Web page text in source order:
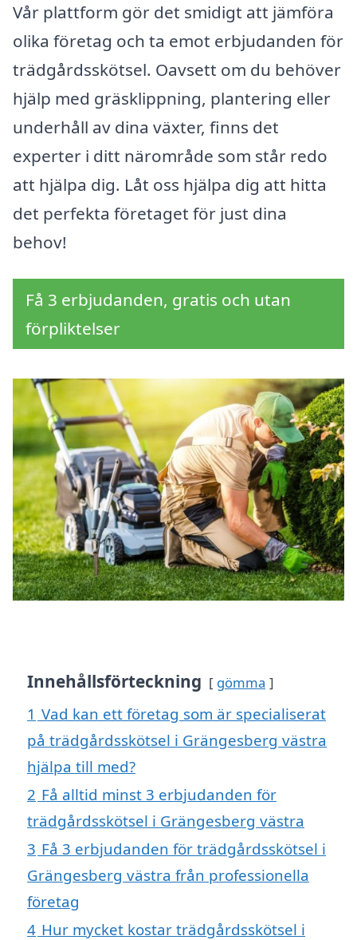
Vår plattform gör det smidigt att jämföra
olika företag och ta emot erbjudanden för
trädgårdsskötsel. Oavsett om du behöver
hjälp med gräsklippning, plantering eller
underhåll av dina växter, finns det
experter i ditt närområde som står redo
att hjälpa dig. Låt oss hjälpa dig att hitta
det perfekta företaget för just dina
behov!
Få 3 erbjudanden, gratis och utan
förpliktelser
Innehållsförteckning gömma
1 Vad kan ett företag som är specialiserat
på trädgårdsskötsel i Grängesberg västra
hjälpa till med?
2 Få alltid minst 3 erbjudanden för
trädgårdsskötsel i Grängesberg västra
3 Få 3 erbjudanden för trädgårdsskötsel i
Grängesberg västra från professionella
företag
4 Hur mycket kostar trädgårdsskötsel i